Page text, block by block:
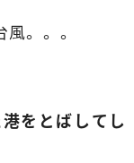
。。。
をとばしてし